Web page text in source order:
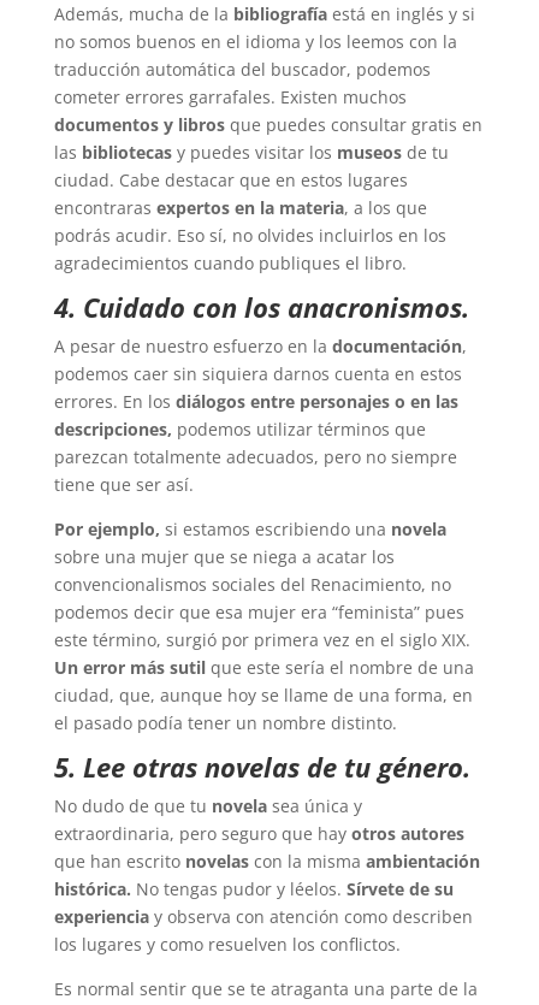
Además, mucha de la bibliografíaestá en inglés y si
no somos buenos en el idioma y los leemos con la
traducción automática del buscador, podemos
cometer errores garrafales. Existen muchos
documentos y librosque puedes consultar gratis en
las bibliotecasy puedes visitar los museosde tu
ciudad. Cabe destacar que en estos lugares
encontraras expertos en la materia, a los que
podrás acudir. Eso sí, no olvides incluirlos en los
agradecimientos cuando publiques el libro.
4. Cuidado con los anacronismos.
A pesar de nuestro esfuerzo en la documentación,
podemos caer sin siquiera darnos cuenta en estos
errores. En los diálogos entre personajes o en las
descripciones, podemos utilizar términos que
parezcan totalmente adecuados, pero no siempre
tiene que ser así.
Por ejemplo, si estamos escribiendo una novela
sobre una mujer que se niega a acatar los
convencionalismos sociales del Renacimiento, no
podemos decir que esa mujer era “feminista” pues
este término, surgió por primera vez en el siglo XIX.
Un error más sutilque este sería el nombre de una
ciudad, que, aunque hoy se llame de una forma, en
el pasado podía tener un nombre distinto.
5. Lee otras novelas de tu género.
No dudo de que tu novelasea única y
extraordinaria, pero seguro que hay otros autores
que han escrito novelascon la misma ambientación
histórica. No tengas pudor y léelos. Sírvete de su
experienciay observa con atención como describen
los lugares y como resuelven los conflictos.
Es normal sentir que se te atraganta una parte de la